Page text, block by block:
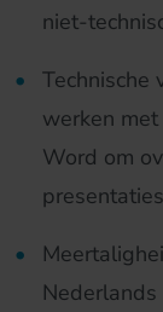
niet-
Technische
werken
Word om